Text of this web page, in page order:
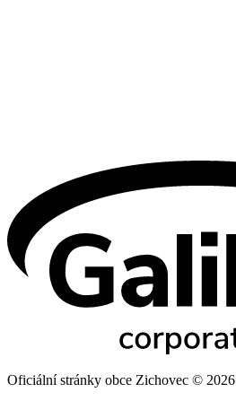
Oficiální stránky obce Zichovec © 2026